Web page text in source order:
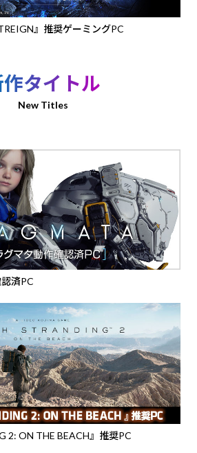
』推奨ゲーミングPC
タイトル
New Titles
済PC
2: ON THE BEACH』推奨PC